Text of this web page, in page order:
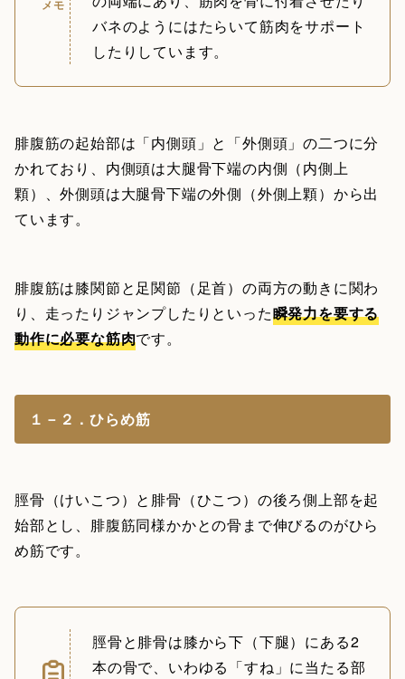
メモ
バネのようにはたらいて筋肉をサポート
したりしています。
腓腹筋の起始部は「内側頭」と「外側頭」の二つに分
かれており、内側頭は大腿骨下端の内側（内側上
顆）、外側頭は大腿骨下端の外側（外側上顆）から出
ています。
腓腹筋は膝関節と足関節（足首）の両方の動きに関わ
り、走ったりジャンプしたりといった瞬発力を要する
動作に必要な筋肉です。
１－２．ひらめ筋
脛骨（けいこつ）と腓骨（ひこつ）の後ろ側上部を起
始部とし、腓腹筋同様かかとの骨まで伸びるのがひら
め筋です。
脛骨と腓骨は膝から下（下腿）にある2
本の骨で、いわゆる「すね」に当たる部